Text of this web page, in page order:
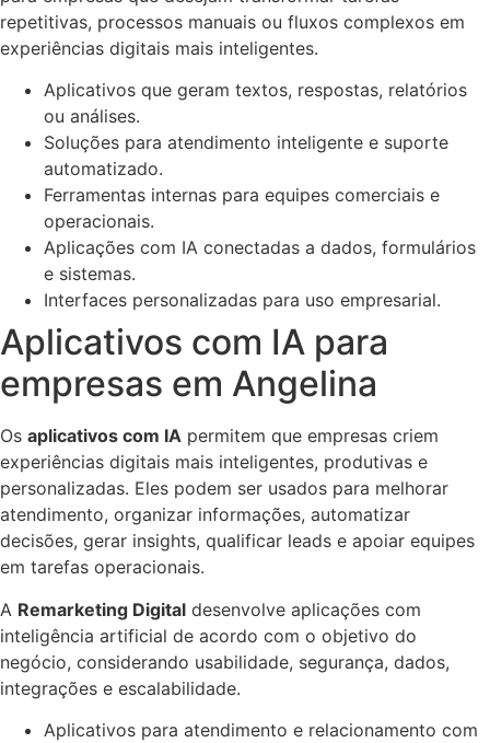
repetitivas, processos manuais ou fluxos complexos em
experiências digitais mais inteligentes.
Aplicativos que geram textos, respostas, relatórios
ou análises.
Soluções para atendimento inteligente e suporte
automatizado.
Ferramentas internas para equipes comerciais e
operacionais.
Aplicações com IA conectadas a dados, formulários
e sistemas.
Interfaces personalizadas para uso empresarial.
Aplicativos com IA para
empresas em Angelina
Os aplicativos com IA permitem que empresas criem
experiências digitais mais inteligentes, produtivas e
personalizadas. Eles podem ser usados para melhorar
atendimento, organizar informações, automatizar
decisões, gerar insights, qualificar leads e apoiar equipes
em tarefas operacionais.
A Remarketing Digital desenvolve aplicações com
inteligência artificial de acordo com o objetivo do
negócio, considerando usabilidade, segurança, dados,
integrações e escalabilidade.
Aplicativos para atendimento e relacionamento com